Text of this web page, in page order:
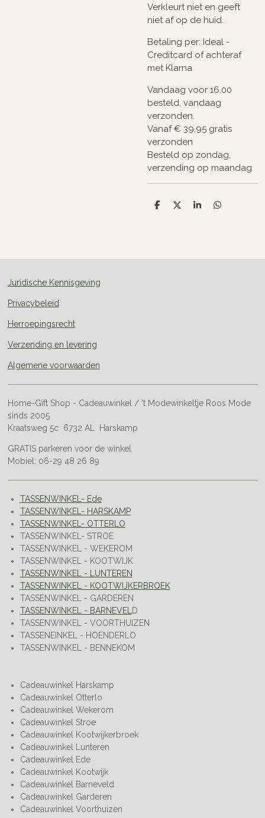
Verkleurt niet en geeft
niet af op de huid.
Betaling per: Ideal -
Creditcard of achteraf
met Klarna
Vandaag voor 16.00
besteld, vandaag
verzonden.
Vanaf € 39,95 gratis
verzonden
Besteld op zondag,
verzending op maandag
D
D
S
D
Juridische Kennisgeving
Privacybeleid
Herroepingsrecht
Verzending en levering
Algemene voorwaarden
Home-Gift Shop - Cadeauwinkel / 't Modewinkeltje Roos Mode
sinds 2005
Kraatsweg 5c 6732 AL Harskamp
GRATIS parkeren voor de winkel
Mobiel: 06-29 48 26 89
TASSENWINKEL- Ede
TASSENWINKEL- HARSKAMP
TASSENWINKEL- OTTERLO
TASSENWINKEL- STROE
TASSENWINKEL - WEKEROM
TASSENWINKEL - KOOTWIJK
TASSENWINKEL - LUNTEREN
TASSENWINKEL - KOOTWIJKERBROEK
TASSENWINKEL - GARDEREN
TASSENWINKEL - BARNEVELD
TASSENWINKEL - VOORTHUIZEN
TASSENEINKEL - HOENDERLO
TASSENWINKEL - BENNEKOM
Cadeauwinkel Harskamp
Cadeauwinkel Otterlo
Cadeauwinkel Wekerom
Cadeauwinkel Stroe
Cadeauwinkel Kootwijkerbroek
Cadeauwinkel Lunteren
Cadeauwinkel Ede
Cadeauwinkel Kootwijk
Cadeauwinkel Barneveld
Cadeauwinkel Garderen
Cadeauwinkel Voorthuizen